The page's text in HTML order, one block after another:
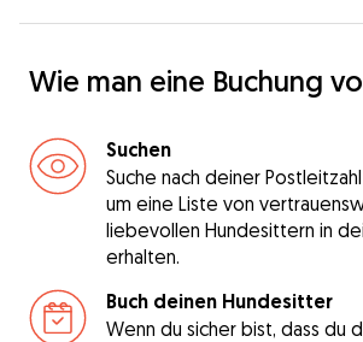
Wie man eine Buchung
Suchen
Suche nach deiner
um eine Liste von
liebevollen Hundesittern in
erhalten.
Buch deinen Hundesitter
Wenn du sicher bist, dass du